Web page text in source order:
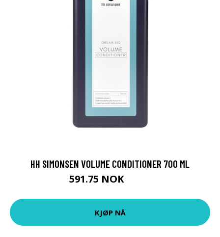
HH SIMONSEN VOLUME CONDITIONER 700 ML
591.75 NOK
KJØP NÅ